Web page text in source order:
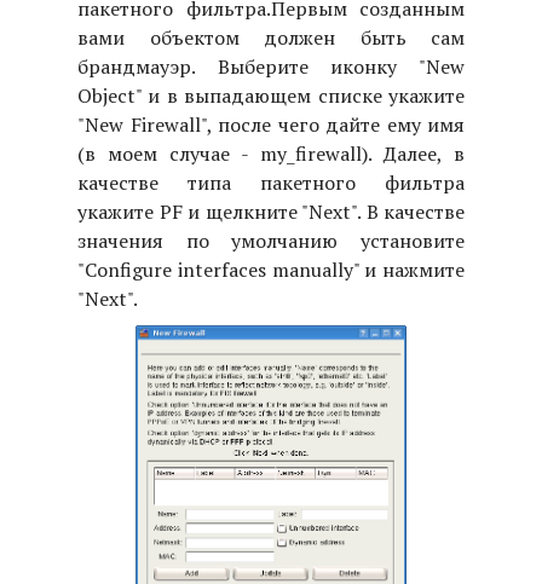
пакетного фильтра.Первым созданным
вами объектом должен быть сам
брандмауэр. Выберите иконку "New
Object" и в выпадающем списке укажите
"New Firewall", после чего дайте ему имя
(в моем случае - my_firewall). Далее, в
качестве типа пакетного фильтра
укажите PF и щелкните "Next". В качестве
значения по умолчанию установите
"Configure interfaces manually" и нажмите
"Next".